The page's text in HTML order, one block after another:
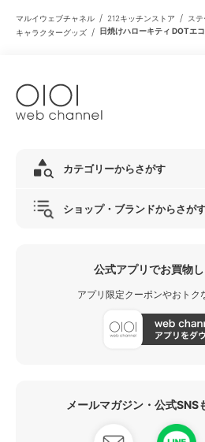
マルイウェブチャネル / 212キッチンストア / ス
キャラクターグッズ / 日焼けハローキティ DOTエ
カテゴリーからさがす
ショップ・ブランドからさが
公式アプリでお買物
アプリ限定クーポンやおトク
メールマガジン・公式SNS